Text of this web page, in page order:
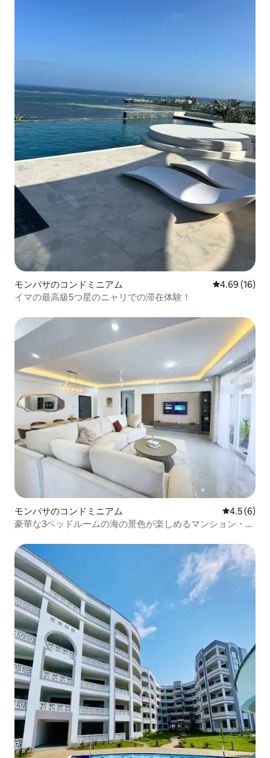
モンバサのコンドミニアム レビュー16
4.69 (16)
イマの最高級5つ星のニャリでの滞在体験！
モンバサのコンドミニアム レビュー6
4.5 (6)
豪華な3ベッドルームの海の景色が楽しめるマンション・ア